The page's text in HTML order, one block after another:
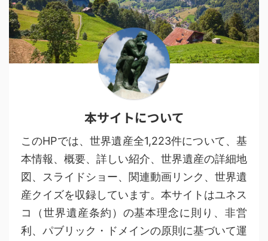
本サイトについて
このHPでは、世界遺産全1,223件について、基
本情報、概要、詳しい紹介、世界遺産の詳細地
図、スライドショー、関連動画リンク、世界遺
産クイズを収録しています。本サイトはユネス
コ（世界遺産条約）の基本理念に則り、非営
利、パブリック・ドメインの原則に基づいて運